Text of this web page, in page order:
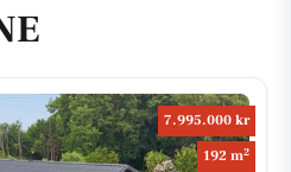
7.995.000 kr
192 m2